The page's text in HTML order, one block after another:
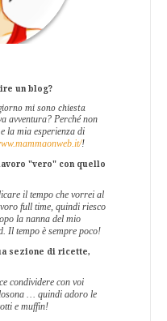
un blog?
mi sono chiesta
avventura? Perché non
la mia esperienza di
!
"vero" con quello
il tempo che vorrei al
full time, quindi riesco
la nanna del mio
Il tempo è sempre poco!
sezione di ricette,
condividere con voi
… quindi adoro le
e muffin!